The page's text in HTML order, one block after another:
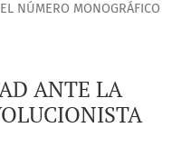
NÚMERO MONOGRÁFICO
ANTE LA